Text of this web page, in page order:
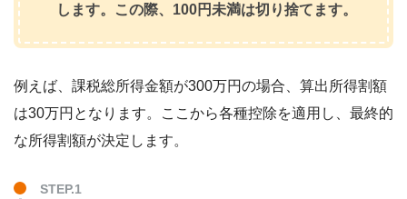
します。この際、100円未満は切り捨てます。
例えば、課税総所得金額が300万円の場合、算出所得割額
は30万円となります。ここから各種控除を適用し、最終的
な所得割額が決定します。
STEP.1